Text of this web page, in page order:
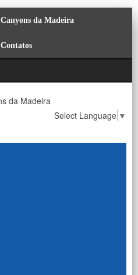
Canyons da Madeira
Contatos
Select Language ▼